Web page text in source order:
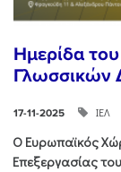
Ημερίδα
Γλωσσικών
17-11-2025 ΙΕΛ
Ο Ευρωπαϊκός
Επεξεργασίας